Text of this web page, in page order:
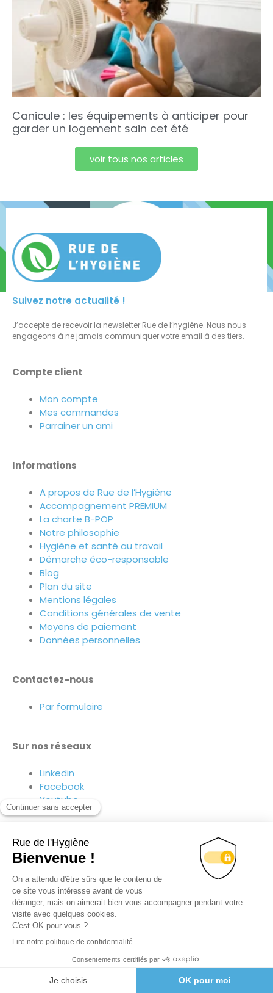
Canicule : les équipements à anticiper pour
garder un logement sain cet été
voir tous nos articles
Suivez notre actualité !
J’accepte de recevoir la newsletter Rue de l’hygiène. Nous nous
engageons à ne jamais communiquer votre email à des tiers.
Compte client
Mon compte
Mes commandes
Parrainer un ami
Informations
A propos de Rue de l’Hygiène
Accompagnement PREMIUM
La charte B-POP
Notre philosophie
Hygiène et santé au travail
Démarche éco-responsable
Blog
Plan du site
Mentions légales
Conditions générales de vente
Moyens de paiement
Données personnelles
Contactez-nous
Par formulaire
Sur nos réseaux
Linkedin
Facebook
Youtube
Suivez-nous sur nos réseaux !
RUE DE L’HYGIÈNE 2020